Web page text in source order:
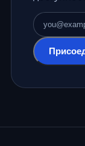
Адрес